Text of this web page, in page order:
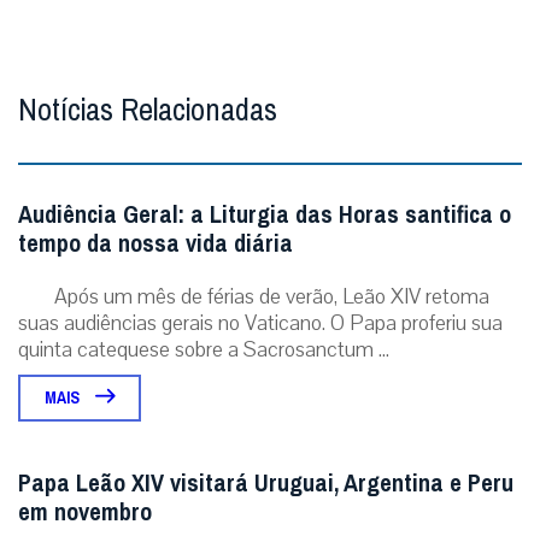
Notícias Relacionadas
Audiência Geral: a Liturgia das Horas santifica o
tempo da nossa vida diária
Após um mês de férias de verão, Leão XIV retoma
suas audiências gerais no Vaticano. O Papa proferiu sua
quinta catequese sobre a Sacrosanctum ...
MAIS
Papa Leão XIV visitará Uruguai, Argentina e Peru
em novembro